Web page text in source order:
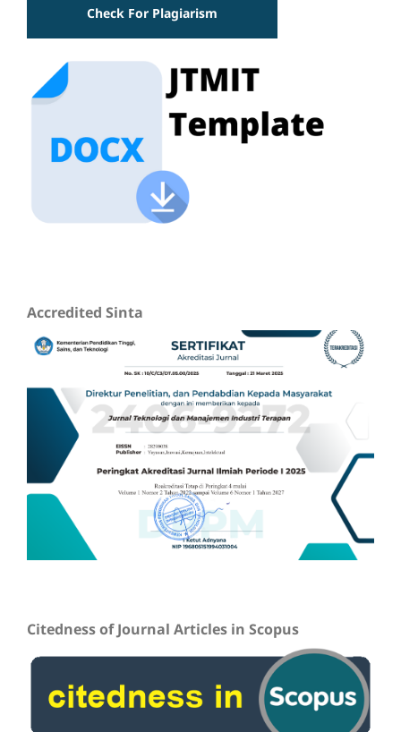
Check For Plagiarism
Accredited Sinta
Citedness of Journal Articles in Scopus